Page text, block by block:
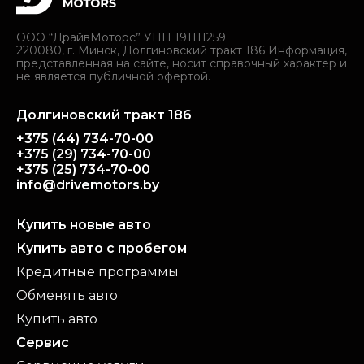
ООО “ДрайвМоторс” УНП 191111259
220080, г. Минск, Долгиновский тракт 186 Информация,
представленная на сайте, носит справочный характер и
не является публичной офертой.
Долгиновский тракт 186
+375 (44) 734-70-00
+375 (29) 734-70-00
+375 (25) 734-70-00
info@drivemotors.by
Купить новые авто
Купить авто с пробегом
Кредитные программы
Обменять авто
Купить авто
Сервис